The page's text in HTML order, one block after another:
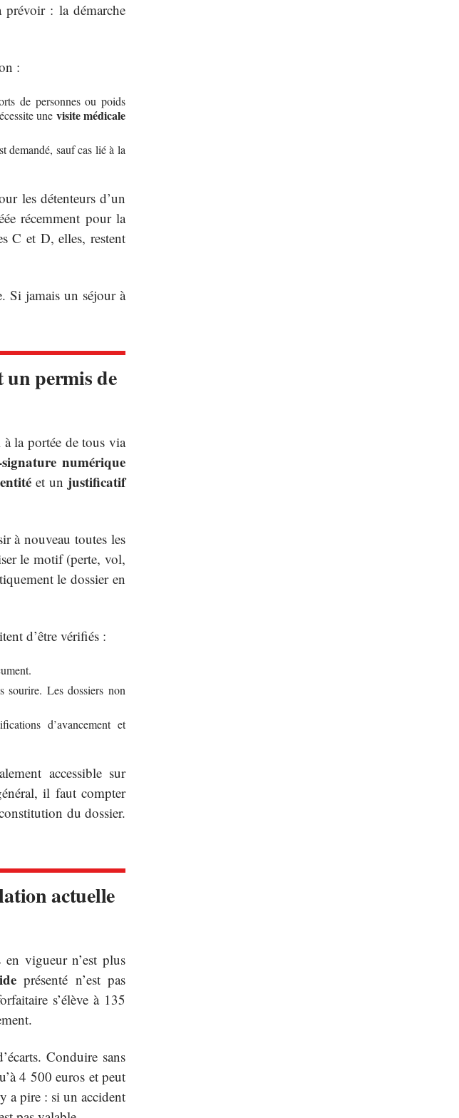
prévoir : la démarche
:
de personnes ou poids
une visite médicale
demandé, sauf cas lié à la
les détenteurs d’un
récemment pour la
C et D, elles, restent
Si jamais un séjour à
un permis de
la portée de tous via
numérique
et un justificatif
à nouveau toutes les
le motif (perte, vol,
le dossier en
d’être vérifiés :
sourire. Les dossiers non
d’avancement et
accessible sur
il faut compter
du dossier.
actuelle
vigueur n’est plus
présenté n’est pas
s’élève à 135
Conduire sans
4 500 euros et peut
a pire : si un accident